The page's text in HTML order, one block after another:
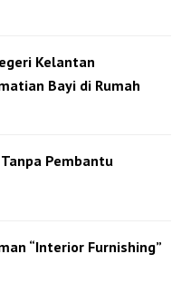
Kelantan
Bayi di Rumah
Pembantu
“Interior Furnishing”